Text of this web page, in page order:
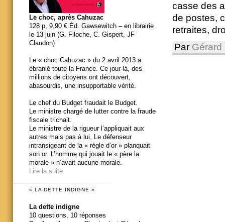
casse des
de postes,
retraites,
Par Gérard
Le choc, après Cahuzac
128 p, 9,90 € Éd. Gawsewitch – en librairie
le 13 juin (G. Filoche, C. Gispert, JF
Claudon)
Le « choc Cahuzac » du 2 avril 2013 a
ébranlé toute la France. Ce jour-là, des
millions de citoyens ont découvert,
abasourdis, une insupportable vérité.
Le chef du Budget fraudait le Budget.
Le ministre chargé de lutter contre la fraude
fiscale trichait.
Le ministre de la rigueur l’appliquait aux
autres mais pas à lui. Le défenseur
intransigeant de la « règle d’or » planquait
son or. L’homme qui jouait le « père la
morale » n’avait aucune morale.
Lire la suite
« LA DETTE INDIGNE »
La dette indigne
10 questions, 10 réponses